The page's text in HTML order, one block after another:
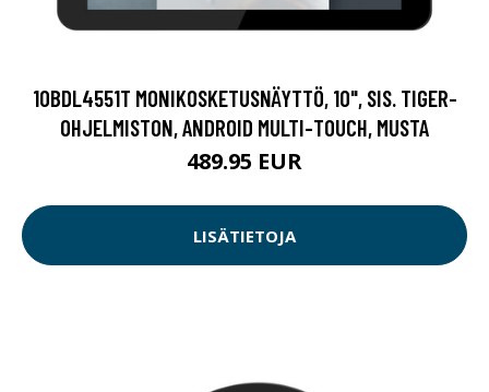
10BDL4551T MONIKOSKETUSNÄYTTÖ, 10", SIS. TIGER-
OHJELMISTON, ANDROID MULTI-TOUCH, MUSTA
489.95 EUR
LISÄTIETOJA